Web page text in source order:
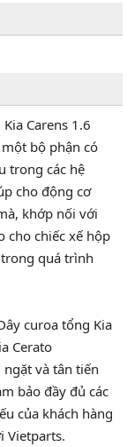
Carens 1.6
bộ phận có
trong các hệ
cho động cơ
khớp nối với
cho chiếc xế hộp
quá trình
curoa tổng Kia
Cerato
và tân tiến
bảo đầy đủ các
của khách hàng
Vietparts.